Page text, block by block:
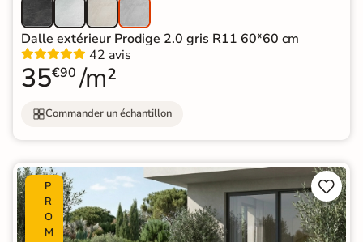
Dalle extérieur Prodige 2.0 gris R11 60*60 cm
42 avis
35€90 /m²
Commander un échantillon
P
R
O
M

